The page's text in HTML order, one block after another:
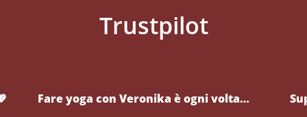
Fare yoga con Veronika è ogni volta…